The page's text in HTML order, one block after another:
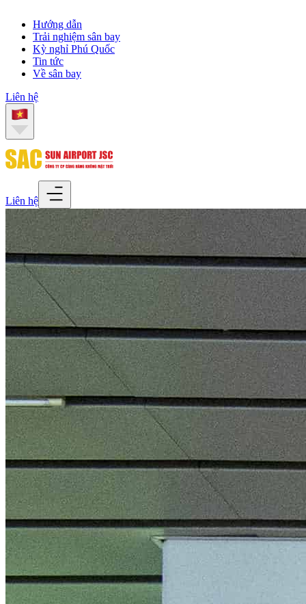
Hướng dẫn
Trải nghiệm sân bay
Kỳ nghỉ Phú Quốc
Tin tức
Về sân bay
Liên hệ
Liên hệ